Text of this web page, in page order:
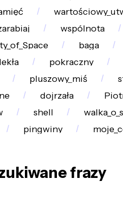
wspólnota
baga
pokraczny
pluszowy_miś
dojrzała
shell
pingwiny
frazy